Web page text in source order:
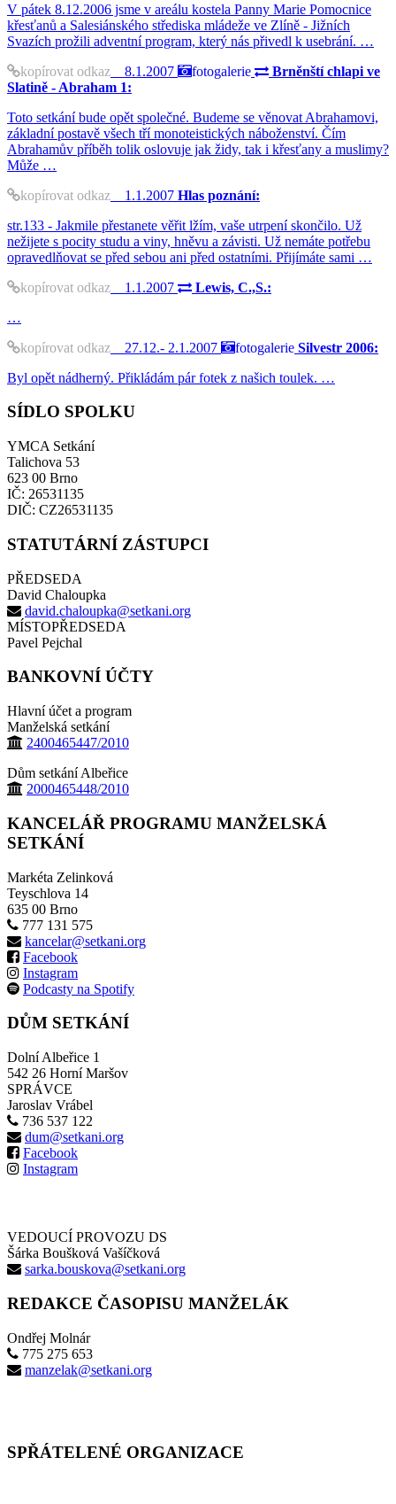
V pátek 8.12.2006 jsme v areálu kostela Panny Marie Pomocnice
křesťanů a Salesiánského střediska mládeže ve Zlíně - Jižních
Svazích prožili adventní program, který nás přivedl k usebrání. …
kopírovat odkaz 8.1.2007 fotogalerie
Brněnští chlapi ve
Slatině - Abraham 1:
Toto setkání bude opět společné. Budeme se věnovat Abrahamovi,
základní postavě všech tří monoteistických náboženství. Čím
Abrahamův příběh tolik oslovuje jak židy, tak i křesťany a muslimy?
Může …
kopírovat odkaz 1.1.2007 Hlas poznání:
str.133 - Jakmile přestanete věřit lžím, vaše utrpení skončilo. Už
nežijete s pocity studu a viny, hněvu a závisti. Už nemáte potřebu
opravedlňovat se před sebou ani před ostatními. Přijímáte sami …
kopírovat odkaz 1.1.2007
Lewis, C.,S.:
…
kopírovat odkaz 27.12.- 2.1.2007 fotogalerie Silvestr 2006:
Byl opět nádherný. Přikládám pár fotek z našich toulek. …
SÍDLO SPOLKU
YMCA Setkání
Talichova 53
623 00 Brno
IČ: 26531135
DIČ: CZ26531135
STATUTÁRNÍ ZÁSTUPCI
PŘEDSEDA
David Chaloupka
david.chaloupka@setkani.org
MÍSTOPŘEDSEDA
Pavel Pejchal
BANKOVNÍ ÚČTY
Hlavní účet a program
Manželská setkání
2400465447/2010
Dům setkání Albeřice
2000465448/2010
KANCELÁŘ PROGRAMU MANŽELSKÁ
SETKÁNÍ
Markéta Zelinková
Teyschlova 14
635 00 Brno
777 131 575
kancelar@setkani.org
Facebook
Instagram
Podcasty na Spotify
DŮM SETKÁNÍ
Dolní Albeřice 1
542 26 Horní Maršov
SPRÁVCE
Jaroslav Vrábel
736 537 122
dum@setkani.org
Facebook
Instagram
VEDOUCÍ PROVOZU DS
Šárka Boušková Vašíčková
sarka.bouskova@setkani.org
REDAKCE ČASOPISU MANŽELÁK
Ondřej Molnár
775 275 653
manzelak@setkani.org
SPŘÁTELENÉ ORGANIZACE